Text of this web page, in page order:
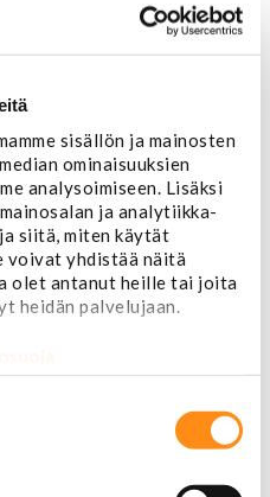
sisällön ja mainosten
ominaisuuksien
analysoimiseen. Lisäksi
ja analytiikka-
siitä, miten käytät
voivat yhdistää näitä
olet antanut heille tai joita
heidän palvelujaan.
P/U
muut